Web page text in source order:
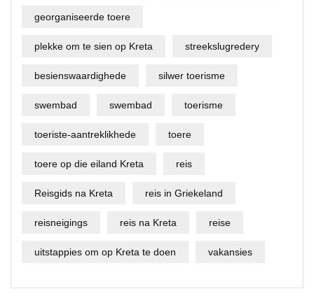
georganiseerde toere
plekke om te sien op Kreta streekslugredery
besienswaardighede silwer toerisme
swembad swembad toerisme
toeriste-aantreklikhede toere
toere op die eiland Kreta reis
Reisgids na Kreta reis in Griekeland
reisneigings reis na Kreta reise
uitstappies om op Kreta te doen vakansies